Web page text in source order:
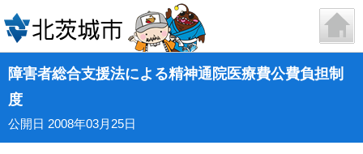
障害者総合支援法による精神通院医療費公費負担制
度
公開日 2008年03月25日